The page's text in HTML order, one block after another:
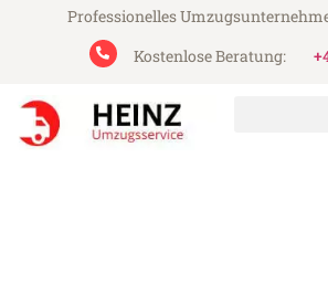
Professionelles
Kostenlose Beratung: